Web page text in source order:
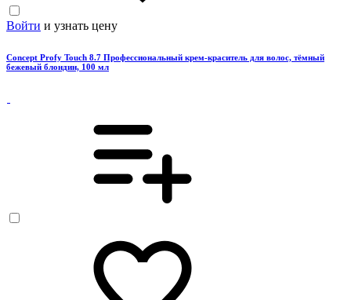
Войти и узнать цену
Concept Profy Touch 8.7 Профессиональный крем-краситель для волос, тёмный
бежевый блондин, 100 мл